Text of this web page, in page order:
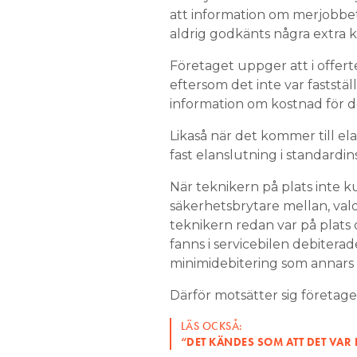
att information om
aldrig godkänts några extra
Företaget uppger att i
eftersom det inte var
information om kostnad för
Likaså när det kommer till
fast elanslutning i
När teknikern på plats inte
säkerhetsbrytare mellan,
teknikern redan var på
fanns i servicebilen
minimidebitering som
Därför motsätter sig
LÄS OCKSÅ:
“DET KÄNDES SOM ATT DET